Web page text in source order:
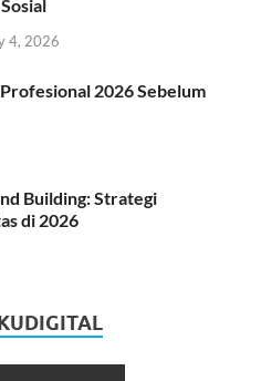
4, 2026
2026 Sebelum
Building: Strategi
di 2026